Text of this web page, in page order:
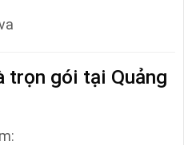
trọn gói tại Quảng